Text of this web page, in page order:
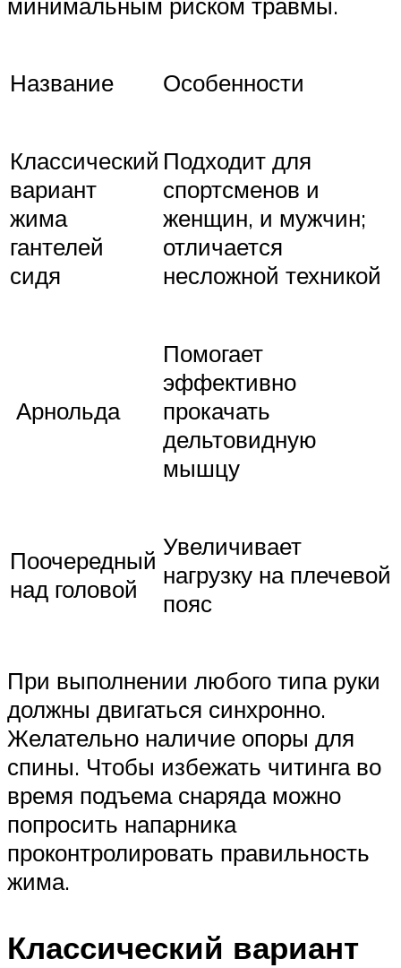
Название Особенности
Классический
вариант
жима
гантелей
сидя
Подходит для
спортсменов и
женщин, и мужчин;
отличается
несложной техникой
Арнольда
Помогает
эффективно
прокачать
дельтовидную
мышцу
Поочередный
над головой
Увеличивает
нагрузку на плечевой
пояс
При выполнении любого типа руки
должны двигаться синхронно.
Желательно наличие опоры для
спины. Чтобы избежать читинга во
время подъема снаряда можно
попросить напарника
проконтролировать правильность
жима.
Классический вариант